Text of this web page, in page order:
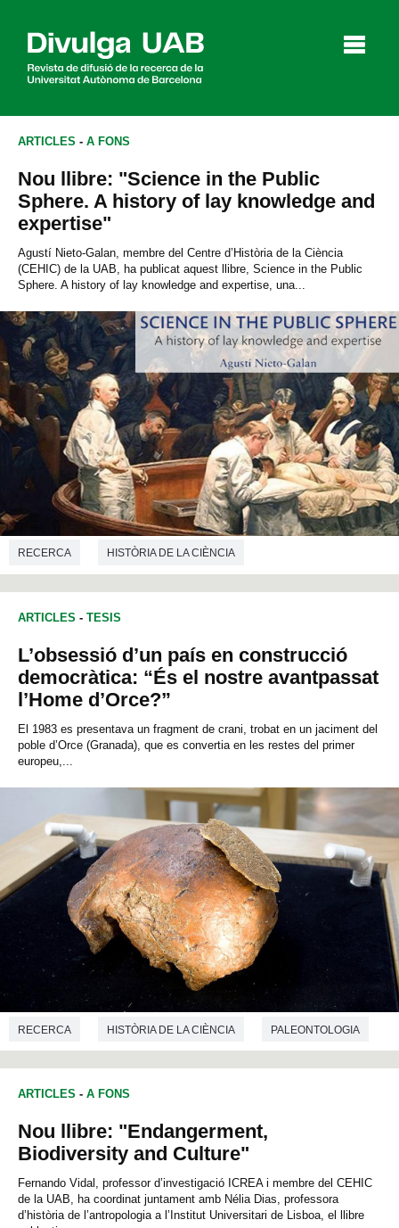
Agenda
English Español
CERCAR
ARTICLES - A FONS
Nou llibre: "Science in the Public
Sphere. A history of lay knowledge and
expertise"
Agustí Nieto-Galan, membre del Centre d’Història de la Ciència
(CEHIC) de la UAB, ha publicat aquest llibre, Science in the Public
Sphere. A history of lay knowledge and expertise, una...
RECERCA HISTÒRIA DE LA CIÈNCIA
ARTICLES - TESIS
L’obsessió d’un país en construcció
democràtica: “És el nostre avantpassat
l’Home d’Orce?”
El 1983 es presentava un fragment de crani, trobat en un jaciment del
poble d’Orce (Granada), que es convertia en les restes del primer
europeu,...
RECERCA HISTÒRIA DE LA CIÈNCIA PALEONTOLOGIA
ARTICLES - A FONS
Nou llibre: "Endangerment,
Biodiversity and Culture"
Fernando Vidal, professor d’investigació ICREA i membre del CEHIC
de la UAB, ha coordinat juntament amb Nélia Dias, professora
d’història de l’antropologia a l’Institut Universitari de Lisboa, el llibre